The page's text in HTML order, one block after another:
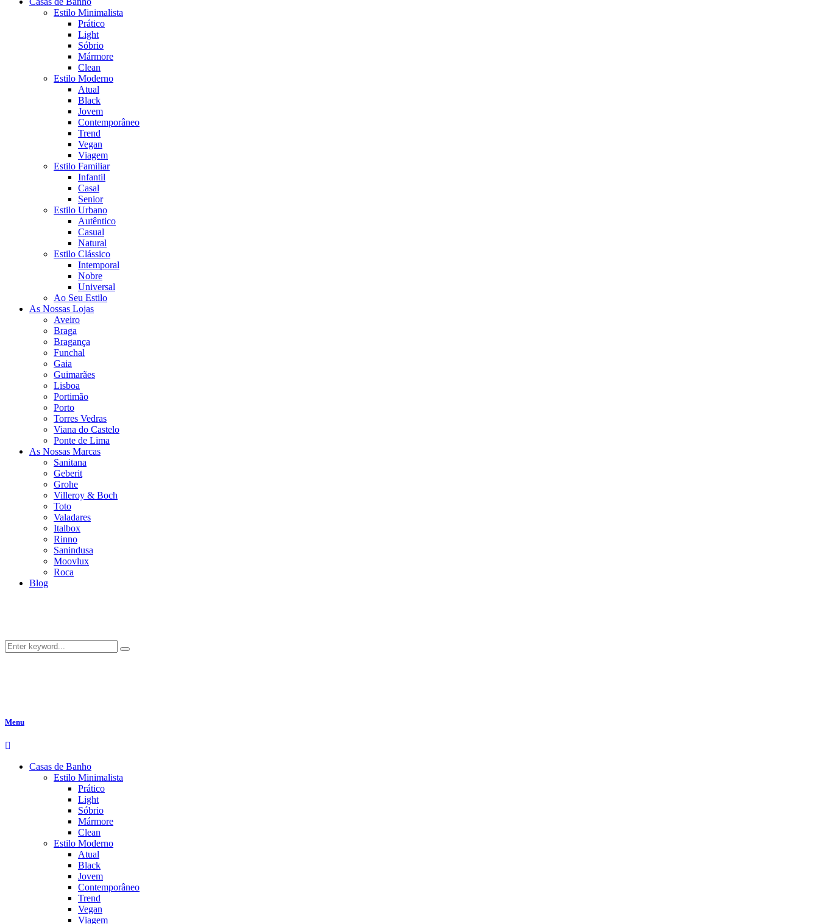
Estilo Minimalista
Prático
Light
Sóbrio
Mármore
Clean
Estilo Moderno
Atual
Black
Jovem
Contemporâneo
Trend
Vegan
Viagem
Estilo Familiar
Infantil
Casal
Senior
Estilo Urbano
Autêntico
Casual
Natural
Estilo Clássico
Intemporal
Nobre
Universal
Ao Seu Estilo
As Nossas Lojas
Aveiro
Braga
Bragança
Funchal
Gaia
Guimarães
Lisboa
Portimão
Porto
Torres Vedras
Viana do Castelo
Ponte de Lima
As Nossas Marcas
Sanitana
Geberit
Grohe
Villeroy & Boch
Toto
Valadares
Italbox
Rinno
Sanindusa
Moovlux
Roca
Blog
Menu
Casas de Banho
Estilo Minimalista
Prático
Light
Sóbrio
Mármore
Clean
Estilo Moderno
Atual
Black
Jovem
Contemporâneo
Trend
Vegan
Viagem